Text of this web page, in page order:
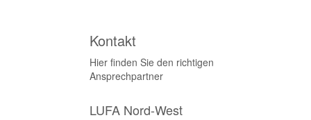
Kontakt
Hier finden Sie den richtigen
Ansprechpartner
LUFA Nord-West